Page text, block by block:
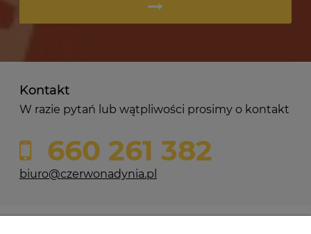
Kontakt
W razie pytań lub wątpliwości prosimy o kontakt
660 261 382
biuro@czerwonadynia.pl